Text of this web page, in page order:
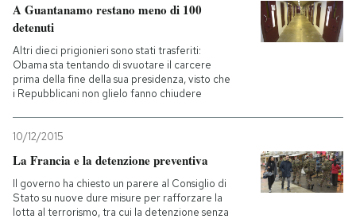
A Guantanamo restano meno di 100
detenuti
Altri dieci prigionieri sono stati trasferiti:
Obama sta tentando di svuotare il carcere
prima della fine della sua presidenza, visto che
i Repubblicani non glielo fanno chiudere
10/12/2015
La Francia e la detenzione preventiva
Il governo ha chiesto un parere al Consiglio di
Stato su nuove dure misure per rafforzare la
lotta al terrorismo, tra cui la detenzione senza